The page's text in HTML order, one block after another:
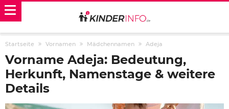
Startseite Vornamen Mädchennamen Adeja
Vorname Adeja: Bedeutung,
Herkunft, Namenstage & weitere
Details